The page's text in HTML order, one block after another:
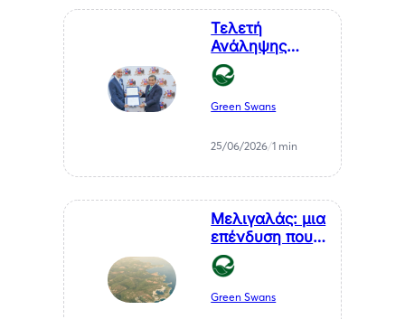
Τελετή
Ανάληψης
Καθηκόντων
του Επίτιμου
Προξένου της
της Χιλής στη
Θεσσαλονίκη, κ.
Αθανάσιου
Green Swans
25/06/2026/1 min
Μελιγαλάς: μια
επένδυση που
μετατρέπει ένα
χρόνιο
πρόβλημα της
Μεσσηνίας σε
Green Swans